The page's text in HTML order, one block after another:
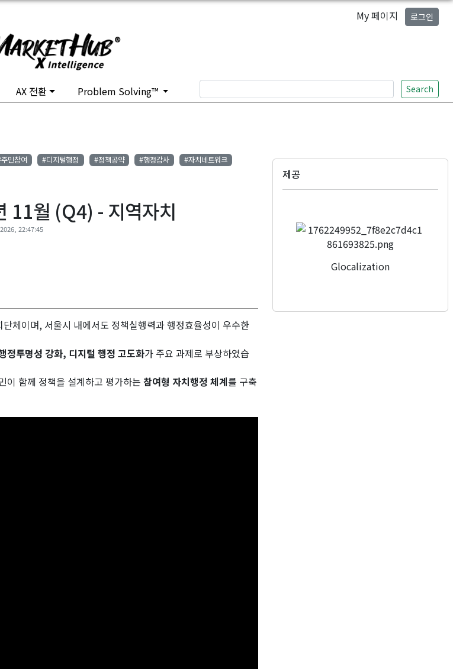
My 페이지 로그인
AX 전환 Problem Solving™ Search
민참여 #디지털행정 #정책공약 #행정감사
#자치네트워크
11월 (Q4) - 지역자치
22:47:45
체이며, 서울시 내에서도 정책실행력과 행정효율성이 우수한
정투명성 강화, 디지털 행정 고도화가 주요 과제로 부상하였습
이 함께 정책을 설계하고 평가하는참여형 자치행정 체계를 구축
제공
Glocalization